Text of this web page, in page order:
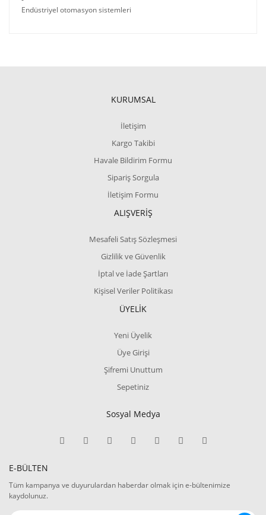
Endüstriyel otomasyon sistemleri
KURUMSAL
İletişim
Kargo Takibi
Havale Bildirim Formu
Sipariş Sorgula
İletişim Formu
ALIŞVERİŞ
Mesafeli Satış Sözleşmesi
Gizlilik ve Güvenlik
İptal ve İade Şartları
Kişisel Veriler Politikası
ÜYELİK
Yeni Üyelik
Üye Girişi
Şifremi Unuttum
Sepetiniz
Sosyal Medya
E-BÜLTEN
Tüm kampanya ve duyurulardan haberdar olmak için e-bültenimize
kaydolunuz.